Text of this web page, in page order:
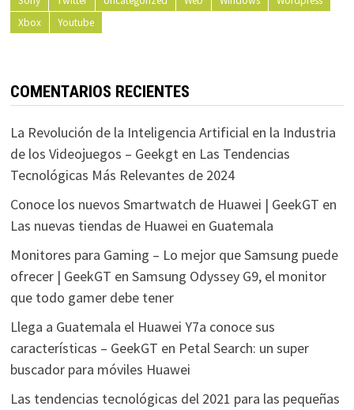
Xbox
Youtube
COMENTARIOS RECIENTES
La Revolución de la Inteligencia Artificial en la Industria
de los Videojuegos – Geekgten Las Tendencias
Tecnológicas Más Relevantes de 2024
Conoce los nuevos Smartwatch de Huawei | GeekGT en
Las nuevas tiendas de Huawei en Guatemala
Monitores para Gaming – Lo mejor que Samsung puede
ofrecer | GeekGT en Samsung Odyssey G9, el monitor
que todo gamer debe tener
Llega a Guatemala el Huawei Y7a conoce sus
características – GeekGT en Petal Search: un super
buscador para móviles Huawei
Las tendencias tecnológicas del 2021 para las pequeñas